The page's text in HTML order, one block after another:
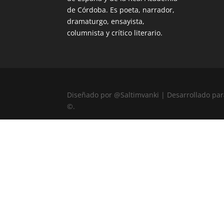
de Córdoba. Es poeta, narrador,
dramaturgo, ensayista,
columnista y crítico literario.
Diseñado por @Saltimvanki | Desarrollado
©.